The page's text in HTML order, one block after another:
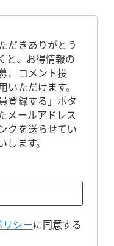
だきありがとう
と、お得情報の
、コメント投
ただけます。
登録する」ボタ
メールアドレス
クを送らせてい
ます。
リシーに同意する